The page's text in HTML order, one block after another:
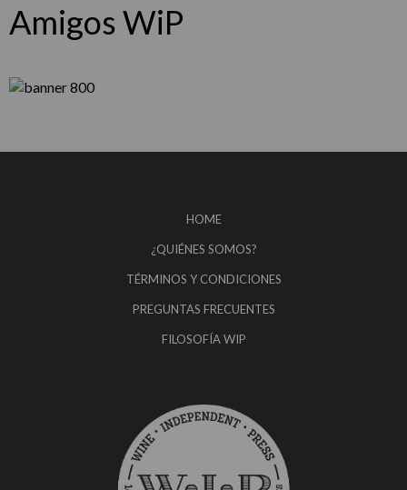
Amigos WiP
HOME
¿QUIÉNES SOMOS?
TÉRMINOS Y CONDICIONES
PREGUNTAS FRECUENTES
FILOSOFÍA WIP